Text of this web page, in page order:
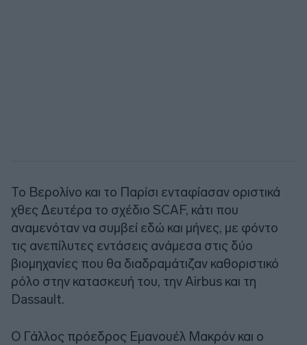
Το Βερολίνο και το Παρίσι ενταφίασαν οριστικά
χθες Δευτέρα το σχέδιο SCAF, κάτι που
αναμενόταν να συμβεί εδώ και μήνες, με φόντο
τις ανεπίλυτες εντάσεις ανάμεσα στις δύο
βιομηχανίες που θα διαδραμάτιζαν καθοριστικό
ρόλο στην κατασκευή του, την Airbus και τη
Dassault.
Ο Γάλλος πρόεδρος Εμανουέλ Μακρόν και ο